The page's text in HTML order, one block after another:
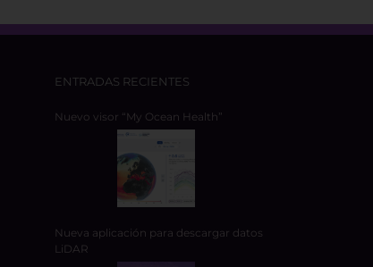
ENTRADAS RECIENTES
Nuevo visor “My Ocean Health”
Nueva aplicación para descargar datos
LiDAR